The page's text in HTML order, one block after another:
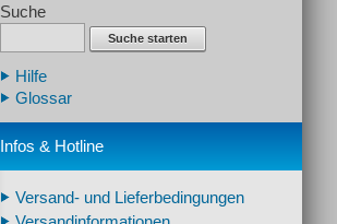
Suche
Suche starten
Hilfe
Glossar
Infos & Hotline
Versand- und Lieferbedingungen